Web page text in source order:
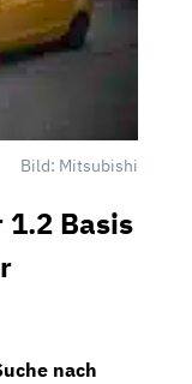
Bild: Mitsubishi
Basis
nach